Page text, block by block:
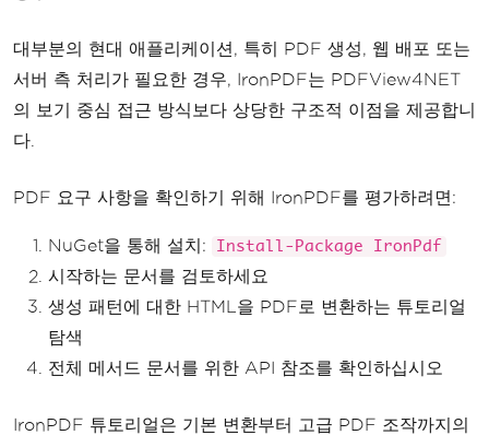
대부분의 현대 애플리케이션, 특히 PDF 생성, 웹 배포 또는
서버 측 처리가 필요한 경우, IronPDF는 PDFView4NET
의 보기 중심 접근 방식보다 상당한 구조적 이점을 제공합니
다.
PDF 요구 사항을 확인하기 위해 IronPDF를 평가하려면:
NuGet을 통해 설치: Install-Package IronPdf
시작하는 문서를 검토하세요
생성 패턴에 대한 HTML을 PDF로 변환하는 튜토리얼
탐색
전체 메서드 문서를 위한 API 참조를 확인하십시오
IronPDF 튜토리얼은 기본 변환부터 고급 PDF 조작까지의